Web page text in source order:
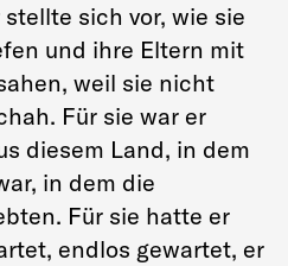
sich vor, wie sie
und ihre Eltern mit
weil sie nicht
Für sie war er
diesem Land, in dem
in dem die
Für sie hatte er
endlos gewartet, er